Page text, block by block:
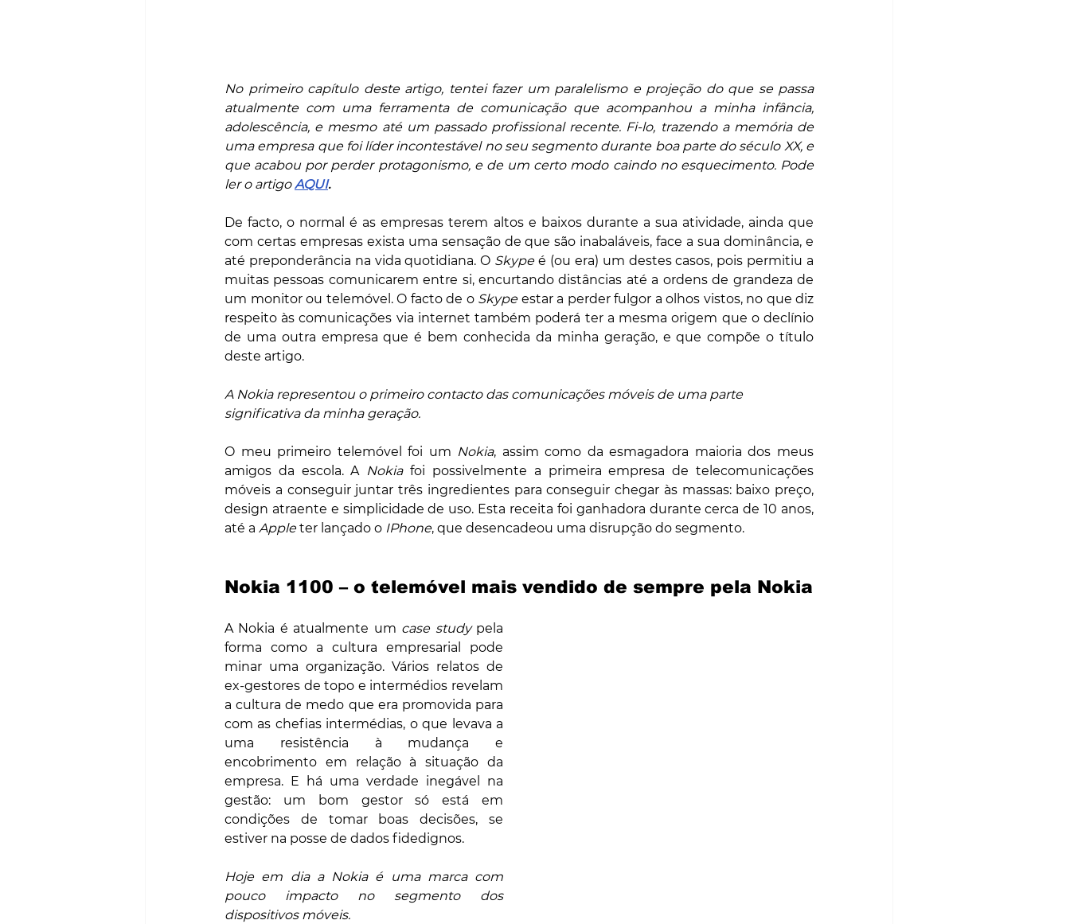
No primeiro capítulo deste artigo, tentei fazer um paralelismo e projeção do que se passa
atualmente com uma ferramenta de comunicação que acompanhou a minha infância,
adolescência, e mesmo até um passado profissional recente. Fi-lo, trazendo a memória de
uma empresa que foi líder incontestável no seu segmento durante boa parte do século XX, e
que acabou por perder protagonismo, e de um certo modo caindo no esquecimento. Pode
ler o artigo AQUI.
De facto, o normal é as empresas terem altos e baixos durante a sua atividade, ainda que
com certas empresas exista uma sensação de que são inabaláveis, face a sua dominância, e
até preponderância na vida quotidiana. O Skype é (ou era) um destes casos, pois permitiu a
muitas pessoas comunicarem entre si, encurtando distâncias até a ordens de grandeza de
um monitor ou telemóvel. O facto de o Skype estar a perder fulgor a olhos vistos, no que diz
respeito às comunicações via internet também poderá ter a mesma origem que o declínio
de uma outra empresa que é bem conhecida da minha geração, e que compõe o título
deste artigo.
A Nokia representou o primeiro contacto das comunicações móveis de uma parte
significativa da minha geração.
O meu primeiro telemóvel foi um Nokia, assim como da esmagadora maioria dos meus
amigos da escola. A Nokia foi possivelmente a primeira empresa de telecomunicações
móveis a conseguir juntar três ingredientes para conseguir chegar às massas: baixo preço,
design atraente e simplicidade de uso. Esta receita foi ganhadora durante cerca de 10 anos,
até a Apple ter lançado o IPhone, que desencadeou uma disrupção do segmento.
Nokia 1100 – o telemóvel mais vendido de sempre pela Nokia
A Nokia é atualmente um case study pela
forma como a cultura empresarial pode
minar uma organização. Vários relatos de
ex-gestores de topo e intermédios revelam
a cultura de medo que era promovida para
com as chefias intermédias, o que levava a
uma resistência à mudança e
encobrimento em relação à situação da
empresa. E há uma verdade inegável na
gestão: um bom gestor só está em
condições de tomar boas decisões, se
estiver na posse de dados fidedignos.
Hoje em dia a Nokia é uma marca com
pouco impacto no segmento dos
dispositivos móveis.